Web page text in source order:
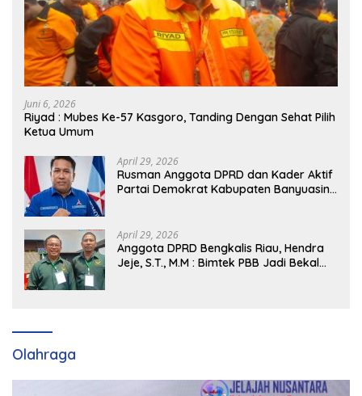
Juni 6, 2026
Riyad : Mubes Ke-57 Kasgoro, Tanding Dengan Sehat Pilih
Ketua Umum
April 29, 2026
Rusman Anggota DPRD dan Kader Aktif
Partai Demokrat Kabupaten Banyuasin
April 29, 2026
Anggota DPRD Bengkalis Riau, Hendra
Jeje, S.T., M.M : Bimtek PBB Jadi Bekal
Olahraga